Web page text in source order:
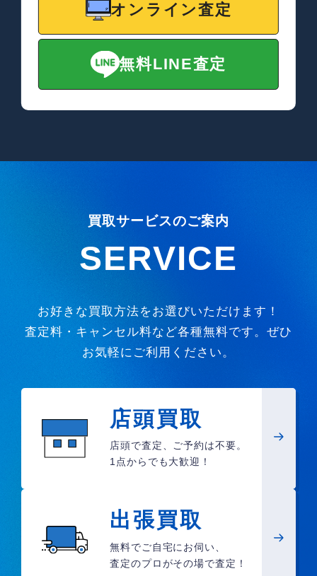
オンライン査定
無料LINE査定
買取サービスのご案内
SERVICE
お好きな買取方法をお選びいただけます！
査定料・キャンセル料など各種無料です。ぜひ
お気軽にご利用ください。
店頭買取
店頭で査定、ご予約は不要。
1点からでも大歓迎！
出張買取
無料でご自宅にお伺い、
査定のプロがその場で査定！